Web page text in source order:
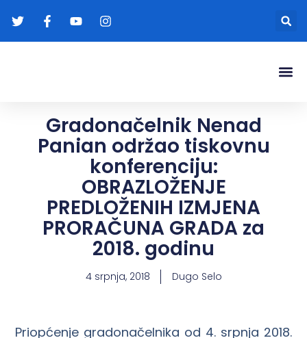
Gradonačelnik Nenad
Panian održao tiskovnu
konferenciju:
OBRAZLOŽENJE
PREDLOŽENIH IZMJENA
PRORAČUNA GRADA za
2018. godinu
4 srpnja, 2018 Dugo Selo
Priopćenje gradonačelnika od 4. srpnja 2018.